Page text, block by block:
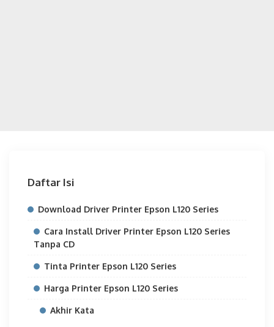
Daftar Isi
Download Driver Printer Epson L120 Series
Cara Install Driver Printer Epson L120 Series
Tanpa CD
Tinta Printer Epson L120 Series
Harga Printer Epson L120 Series
Akhir Kata